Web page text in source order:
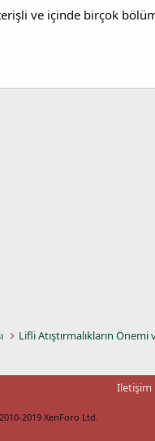
ve içinde birçok
Lifli Atıştırmalıkların Önemi
İletişim
2019 XenForo Ltd.